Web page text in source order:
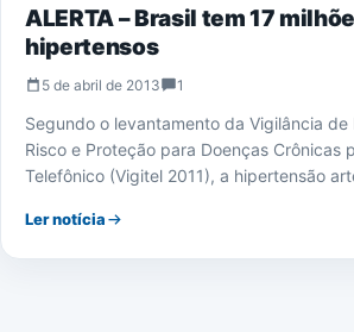
ALERTA – Brasil tem 17
hipertensos
5 de abril de 2013 1
Segundo o levantamento da Vigilância de
Risco e Proteção para Doenças Crônicas
Telefônico (Vigitel 2011), a hipertensão
Ler notícia